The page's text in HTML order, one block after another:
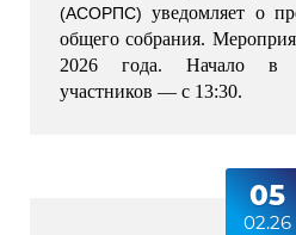
(АСОРПС) уведомляет о
общего собрания.
2026 года. Начало в
участников — с 13:30.
05
02.26